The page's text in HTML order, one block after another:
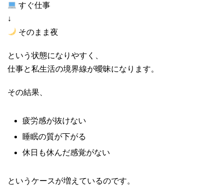
すぐ仕事
↓
そのまま夜
という状態になりやすく、
仕事と私生活の境界線が曖昧になります。
その結果、
疲労感が抜けない
睡眠の質が下がる
休日も休んだ感覚がない
というケースが増えているのです。